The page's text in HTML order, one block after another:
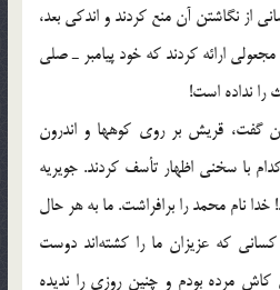
نگاشتن آن منع كردند و اندكی بعد،
مجعولی ارائه كردند كه خود پیامبر ـ صلی
را نداده است!
گفت، قریش بر روی كوهها و اندرون
با سخنی اظهار تأسف كردند. جویریه
نام محمد را برافراشت. ما به هر حال
كه عزیزان ما را كشته‌اند دوست
مرده بودم و چنین روزی را ندیده